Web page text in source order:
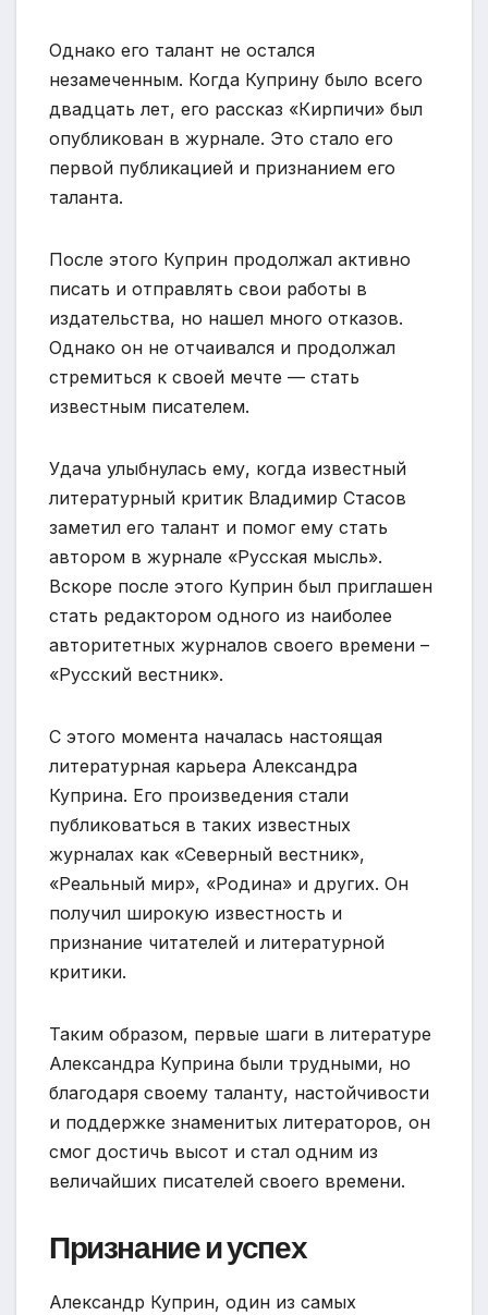
Однако его талант не остался
незамеченным. Когда Куприну было всего
двадцать лет, его рассказ «Кирпичи» был
опубликован в журнале. Это стало его
первой публикацией и признанием его
таланта.
После этого Куприн продолжал активно
писать и отправлять свои работы в
издательства, но нашел много отказов.
Однако он не отчаивался и продолжал
стремиться к своей мечте — стать
известным писателем.
Удача улыбнулась ему, когда известный
литературный критик Владимир Стасов
заметил его талант и помог ему стать
автором в журнале «Русская мысль».
Вскоре после этого Куприн был приглашен
стать редактором одного из наиболее
авторитетных журналов своего времени –
«Русский вестник».
С этого момента началась настоящая
литературная карьера Александра
Куприна. Его произведения стали
публиковаться в таких известных
журналах как «Северный вестник»,
«Реальный мир», «Родина» и других. Он
получил широкую известность и
признание читателей и литературной
критики.
Таким образом, первые шаги в литературе
Александра Куприна были трудными, но
благодаря своему таланту, настойчивости
и поддержке знаменитых литераторов, он
смог достичь высот и стал одним из
величайших писателей своего времени.
Признание и успех
Александр Куприн, один из самых